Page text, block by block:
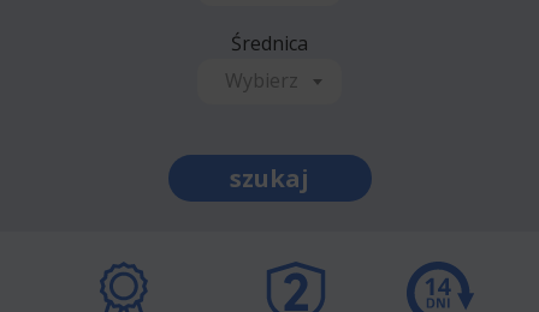
Średnica
Wybierz
szukaj